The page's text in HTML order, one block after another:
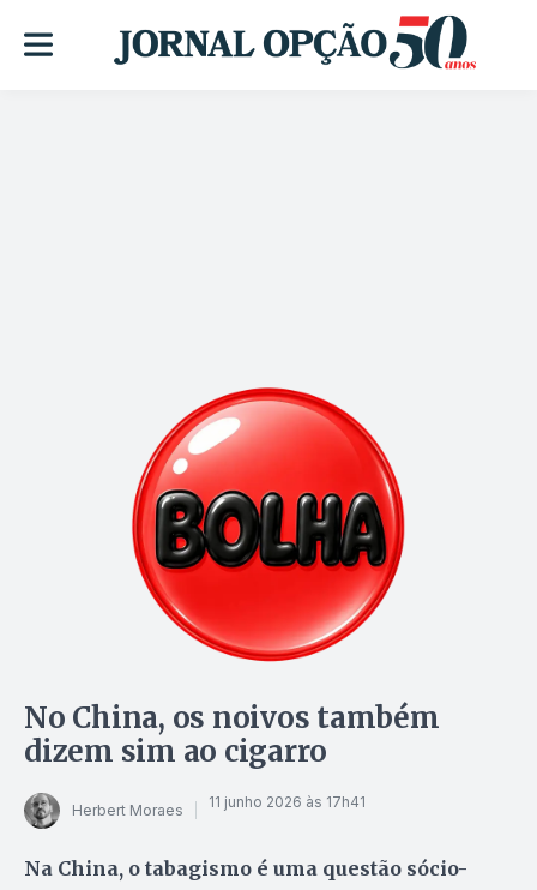
No China, os noivos também
dizem sim ao cigarro
Herbert Moraes 11 junho 2026 às 17h41
Na China, o tabagismo é uma questão sócio-